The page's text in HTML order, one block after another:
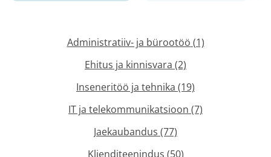
Administratiiv- ja bürootöö (1)
Ehitus ja kinnisvara (2)
Inseneritöö ja tehnika (19)
IT ja telekommunikatsioon (7)
Jaekaubandus (77)
Klienditeenindus (50)